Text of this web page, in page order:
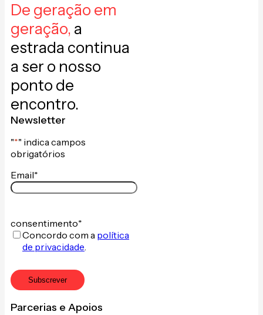
De geração em
geração, a
estrada continua
a ser o nosso
ponto de
encontro.
Newsletter
"*" indica campos
obrigatórios
Email*
consentimento*
Concordo com a política
de privacidade.
Subscrever
Parcerias e Apoios